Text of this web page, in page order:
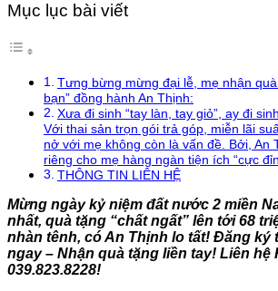
Mục lục bài viết
Tưng bừng mừng đại lễ, mẹ nhận quà
bạn” đồng hành An Thịnh:
Xưa đi sinh “tay làn, tay giỏ”, ay đi
Với thai sản trọn gói trả góp, miễn lãi
nở với mẹ không còn là vấn đề. Bởi, An
riêng cho mẹ hàng ngàn tiện ích “cực
THÔNG TIN LIÊN HỆ
Mừng ngày kỷ niệm đất nước 2 miền
nhất, quà tặng “chất ngất” lên tới 68
nhàn tênh, có An Thịnh lo tất! Đăng ký
ngay – Nhận quà tặng liền tay! Liên hệ
039.823.8228!